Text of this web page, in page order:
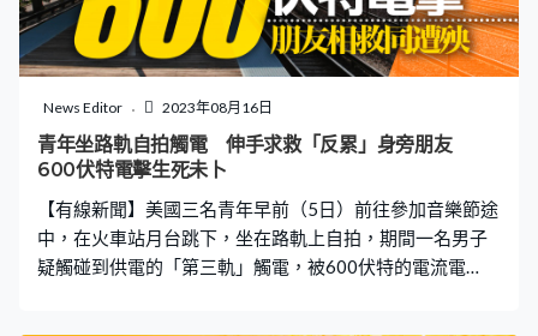
狀態變差，她其後被診斷患上躁鬱症，情緒變得不穩和兩
極化。她稱：「當我感到快樂時，我會感到超級快樂，當
我感到沮喪時，我會感到非常沮喪，醫生後來告訴我，情
緒不穩使我特別容易濫藥。」她稱，有一次出現幻覺，當
時有聲音告訴她必須犧牲自己拯救世界，「我產生了幻
覺，所以我的記憶很模糊，當時認為有人必須犧牲重要的
出來，一切都會突
News Editor 2023年08月16日
青年坐路軌自拍觸電 伸手求救「反累」身旁朋友
600伏特電擊生死未卜
【有線新聞】美國三名青年早前（5日）前往參加音樂節途
中，在火車站月台跳下，坐在路軌上自拍，期間一名男子
疑觸碰到供電的「第三軌」觸電，被600伏特的電流電